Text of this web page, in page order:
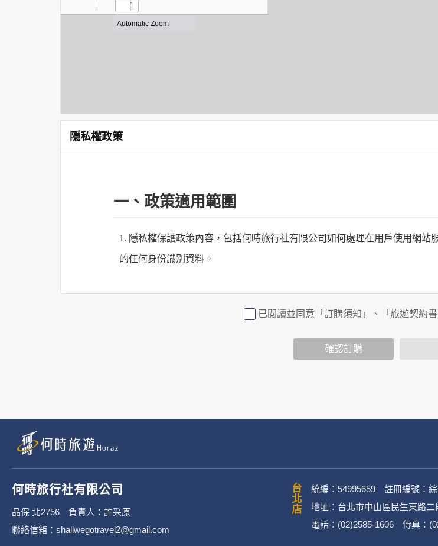
隱私權政策
一、政策適用範圍
1. 隱私權保護政策內容，包括何時旅行社有限公司如何處理在用戶使用網
的任何身份識別資料。
行社有限公司旗下網站上的廣告廠商連結，這些置放連結的廠商也可能蒐集
3. 您個人在何時旅行社有限公司旗下網站上的聊天室或討論區中任意公開
二、個資蒐集處理利用
2. 蒐集目的：提供本公司相關服務、行銷、客戶管理、會員管理及其他與第
3. 個人資料類別：
辨識個人者(包含但不限於中英文姓名、地址、聯絡電話、電子郵件信
已閱讀並同意「訂購須知」、「旅遊契約
確認訂購
何時旅行社有限公司
品保 北2756 負責人：許采原
聯絡信箱：shallwegotravel2@gmail.com
台北店
統編：54995659 註冊編號：綜
地址：台北市中山區民生東路二
電話：(02)2585-1606 傳真：